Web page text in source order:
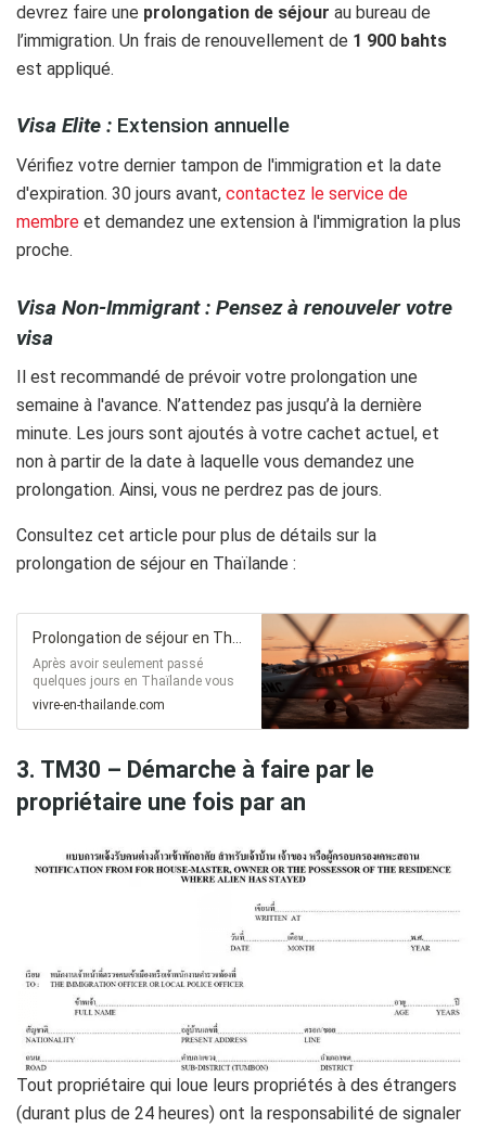
devrez faire une prolongation de séjour au bureau de
l’immigration. Un frais de renouvellement de 1 900 bahts
est appliqué.
Visa Elite : Extension annuelle
Vérifiez votre dernier tampon de l'immigration et la date
d'expiration. 30 jours avant, contactez le service de
membre et demandez une extension à l'immigration la plus
proche.
Visa Non-Immigrant : Pensez à renouveler votre
visa
Il est recommandé de prévoir votre prolongation une
semaine à l'avance. N’attendez pas jusqu’à la dernière
minute. Les jours sont ajoutés à votre cachet actuel, et
non à partir de la date à laquelle vous demandez une
prolongation. Ainsi, vous ne perdrez pas de jours.
Consultez cet article pour plus de détails sur la
prolongation de séjour en Thaïlande :
Après avoir seulement passé
quelques jours en Thaïlande vous
ne comptez pas retourner tout de
Sachez qu’il est possible de
auprès du service thaïlandais de
prolongation de séjour d’une durée
de 30 jours est possible si :Vous
vivre-en-thailande.com
3. TM30 – Démarche à faire par le
propriétaire une fois par an
Tout propriétaire qui loue leurs propriétés à des étrangers
(durant plus de 24 heures) ont la responsabilité de signaler